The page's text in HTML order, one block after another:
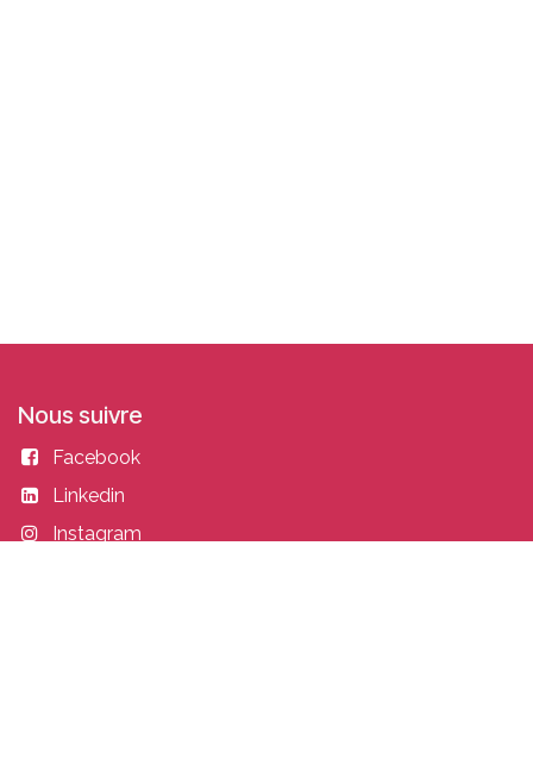
Nous suivre
Facebook
Linkedin
Instagram